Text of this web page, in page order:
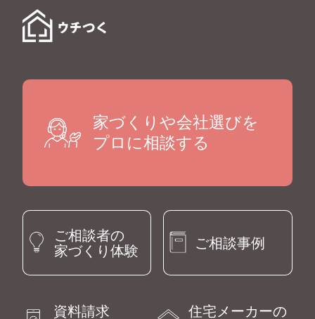
家づくりや会社選びを
プロに相談する
ご相談者の
家づくり体験
ご相談事例
資料請求
住宅メーカーの